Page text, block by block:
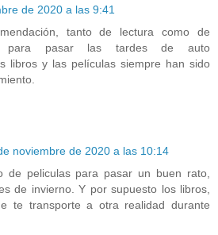
de 2020 a las 9:41
tanto de lectura como de
para pasar las tardes de auto
libros y las películas siempre han sido
noviembre de 2020 a las 10:14
de peliculas para pasar un buen rato,
de invierno. Y por supuesto los libros,
te transporte a otra realidad durante